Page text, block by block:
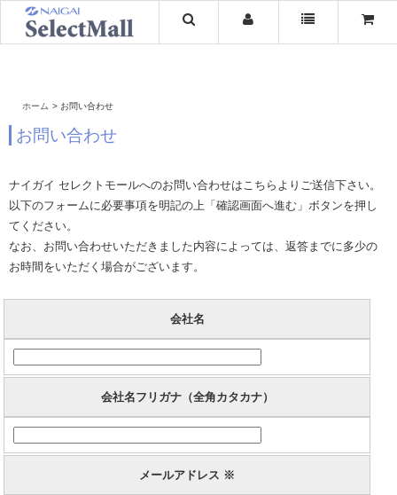
ホーム お問い合わせ
お問い合わせ
ナイガイ セレクトモールへのお問い合わせはこちらよりご送信下さい。
以下のフォームに必要事項を明記の上「確認画面へ進む」ボタンを押し
てください。
なお、お問い合わせいただきました内容によっては、返答までに多少の
お時間をいただく場合がございます。
会社名
会社名フリガナ（全角カタカナ）
メールアドレス ※